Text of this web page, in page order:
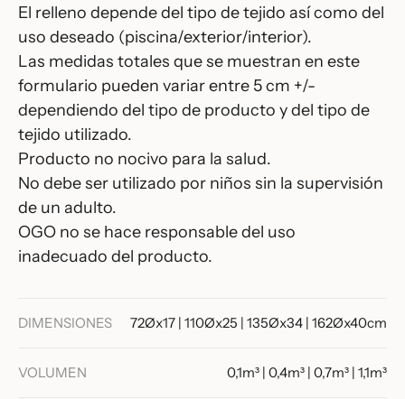
El relleno depende del tipo de tejido así como del
uso deseado (piscina/exterior/interior).
Las medidas totales que se muestran en este
formulario pueden variar entre 5 cm +/-
dependiendo del tipo de producto y del tipo de
tejido utilizado.
Producto no nocivo para la salud.
No debe ser utilizado por niños sin la supervisión
de un adulto.
OGO no se hace responsable del uso
inadecuado del producto.
DIMENSIONES 72Øx17 | 110Øx25 | 135Øx34 | 162Øx40cm
VOLUMEN 0,1m³ | 0,4m³ | 0,7m³ | 1,1m³